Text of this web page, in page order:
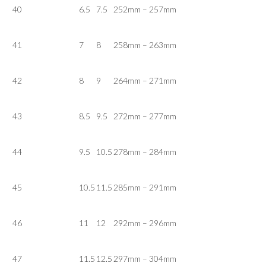
40 6.5 7.5 252mm – 257mm
41 7 8 258mm – 263mm
42 8 9 264mm – 271mm
43 8.5 9.5 272mm – 277mm
44 9.5 10.5278mm – 284mm
45 10.5 11.5285mm – 291mm
46 11 12 292mm – 296mm
47 11.5 12.5297mm – 304mm